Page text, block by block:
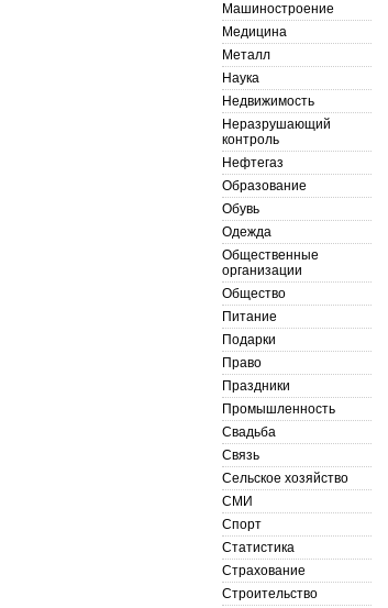
Машиностроение
Медицина
Металл
Наука
Недвижимость
Неразрушающий
контроль
Нефтегаз
Образование
Обувь
Одежда
Общественные
организации
Общество
Питание
Подарки
Право
Праздники
Промышленность
Свадьба
Связь
Сельское хозяйство
СМИ
Спорт
Статистика
Страхование
Строительство